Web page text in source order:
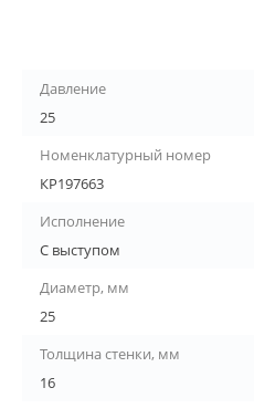
Давление
25
Номенклатурный номер
КР197663
Исполнение
С выступом
Диаметр, мм
25
Толщина стенки, мм
16